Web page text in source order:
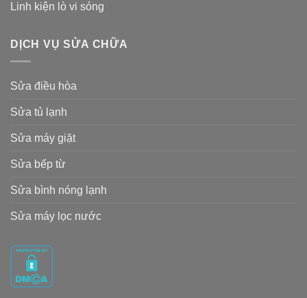
Linh kiện lò vi sóng
DỊCH VỤ SỬA CHỮA
Sửa điều hòa
Sửa tủ lạnh
Sửa máy giặt
Sửa bếp từ
Sửa bình nóng lạnh
Sửa máy lọc nước